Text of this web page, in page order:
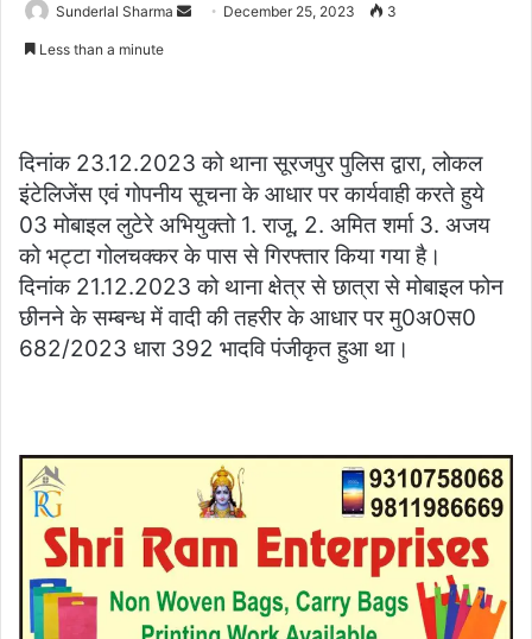
Sunderlal Sharma
Send December 25, 2023 3
Less than a minute
दिनांक 23.12.2023 को थाना सूरजपुर पुलिस द्वारा, लोकल
इंटेलिजेंस एवं गोपनीय सूचना के आधार पर कार्यवाही करते हुये
03 मोबाइल लुटेरे अभियुक्तो 1. राजू, 2. अमित शर्मा 3. अजय
को भट्टा गोलचक्कर के पास से गिरफ्तार किया गया है।
दिनांक 21.12.2023 को थाना क्षेत्र से छात्रा से मोबाइल फोन
छीनने के सम्बन्ध में वादी की तहरीर के आधार पर मु0अ0स0
682/2023 धारा 392 भादवि पंजीकृत हुआ था।